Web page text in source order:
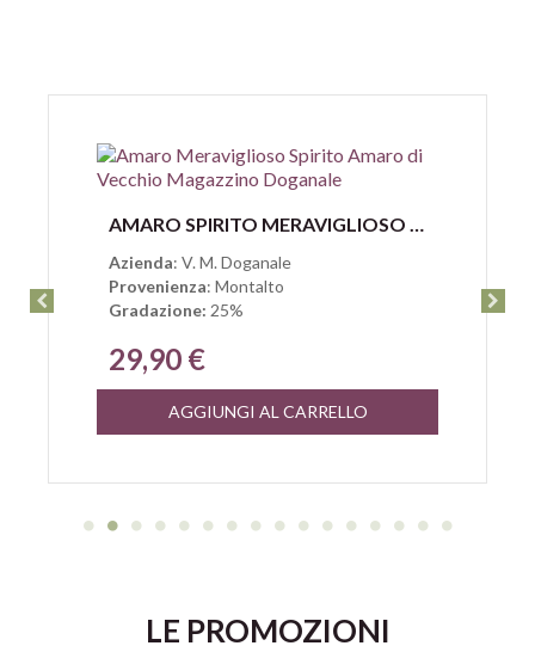
Anteprima AMARO SPIRITO MERAVIGLIOSO DI VECCHIO MAGAZZINO DOGANALE
Azienda: V. M. Doganale
Provenienza: Montalto
Gradazione: 25%
29,90 €
AGGIUNGI AL CARRELLO
LE PROMOZIONI